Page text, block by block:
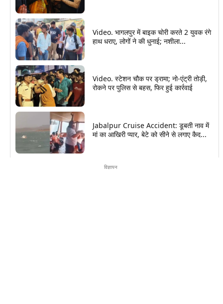
Video. भागलपुर में बाइक चोरी करते 2 युवक रंगे
हाथ धराए, लोगों ने की धुनाई; नशीला...
Video. स्टेशन चौक पर ड्रामा; नो-एंट्री तोड़ी,
रोकने पर पुलिस से बहस, फिर हुई कार्रवाई
Jabalpur Cruise Accident: डूबती नाव में
मां का आखिरी प्यार, बेटे को सीने से लगाए कैद...
विज्ञापन